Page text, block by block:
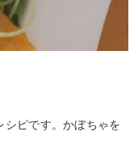
ピです。かぼちゃを